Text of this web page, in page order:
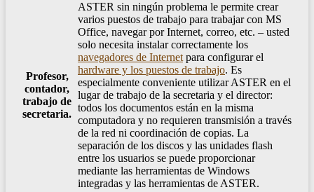
Profesor,
contador,
trabajo de
secretaria.
ASTER sin ningún problema le permite crear
varios puestos de trabajo para trabajar con MS
Office, navegar por Internet, correo, etc. – usted
solo necesita instalar correctamente los
navegadores de Internet para configurar el
hardware y los puestos de trabajo. Es
especialmente conveniente utilizar ASTER en el
lugar de trabajo de la secretaria y el director:
todos los documentos están en la misma
computadora y no requieren transmisión a través
de la red ni coordinación de copias. La
separación de los discos y las unidades flash
entre los usuarios se puede proporcionar
mediante las herramientas de Windows
integradas y las herramientas de ASTER.